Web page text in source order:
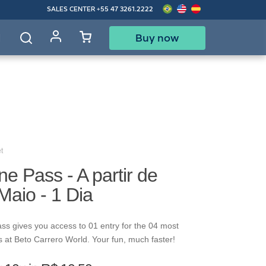
SALES CENTER +55 47 3261.2222
Buy now
Pass - A partir de
- 1 Dia
gives you access to 01 entry for the 04 most
at Beto Carrero World. Your fun, much faster!